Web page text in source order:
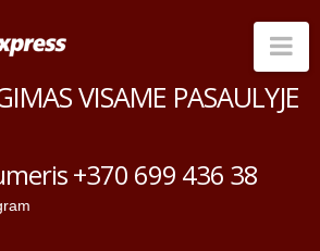
VISAME PASAULYJE
+370 699 436 38